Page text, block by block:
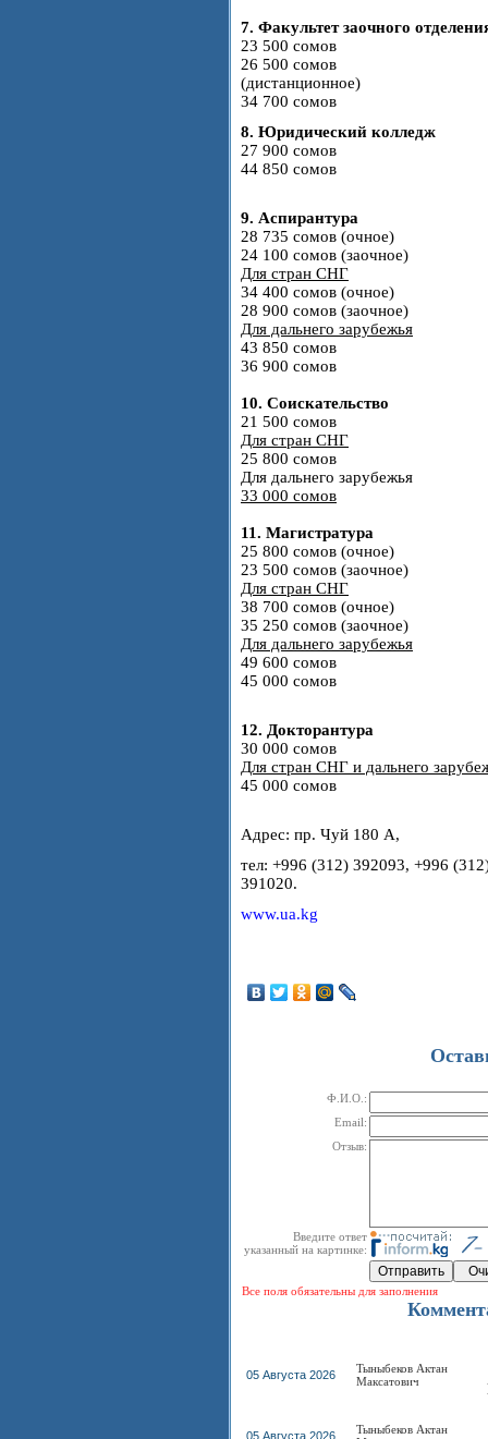
7. Факультет заочного
23 500 сомов
26 500 сомов
(дистанционное)
34 700 сомов
8. Юридический колледж
27 900 сомов
44 850 сомов
9. Аспирантура
28 735 сомов (очное)
24 100 сомов (заочное)
Для стран СНГ
34 400 сомов (очное)
28 900 сомов (заочное)
Для дальнего зарубежья
43 850 сомов
36 900 сомов
10. Соискательство
21 500 сомов
Для стран СНГ
25 800 сомов
Для дальнего зарубежья
33 000 сомов
11. Магистратура
25 800 сомов (очное)
23 500 сомов (заочное)
Для стран СНГ
38 700 сомов (очное)
35 250 сомов (заочное)
Для дальнего зарубежья
49 600 сомов
45 000 сомов
12. Докторантура
30 000 сомов
Для стран СНГ и дальнего
45 000 сомов
Адрес: пр. Чуй 180 А,
тел: +996 (312) 392093, +996
391020.
www.ua.kg
Ф.И.О.:
Email:
Отзыв:
Введите ответ
указанный на картинке:
Все поля обязательны для заполнения
05 Августа 2026
Тыныбеков Актан
Максатович
05 Августа 2026
Тыныбеков Актан